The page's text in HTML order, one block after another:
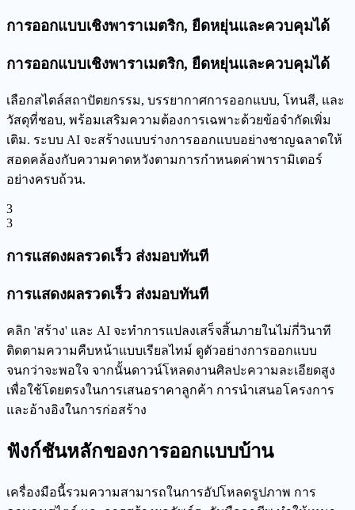
การออกแบบเชิงพาราเมตริก, ยืดหยุ่นและควบคุมได้
การออกแบบเชิงพาราเมตริก, ยืดหยุ่นและควบคุมได้
เลือกสไตล์สถาปัตยกรรม, บรรยากาศการออกแบบ, โทนสี, และ
วัสดุที่ชอบ, พร้อมเสริมความต้องการเฉพาะด้วยข้อจำกัดเพิ่ม
เติม. ระบบ AI จะสร้างแบบร่างการออกแบบอย่างชาญฉลาดให้
สอดคล้องกับความคาดหวังตามการกำหนดค่าพารามิเตอร์
อย่างครบถ้วน.
3
3
การแสดงผลรวดเร็ว ส่งมอบทันที
การแสดงผลรวดเร็ว ส่งมอบทันที
คลิก 'สร้าง' และ AI จะทำการแปลงเสร็จสิ้นภายในไม่กี่วินาที
ติดตามความคืบหน้าแบบเรียลไทม์ ดูตัวอย่างการออกแบบ
จนกว่าจะพอใจ จากนั้นดาวน์โหลดงานศิลปะความละเอียดสูง
เพื่อใช้โดยตรงในการเสนอราคาลูกค้า การนำเสนอโครงการ
และอ้างอิงในการก่อสร้าง
ฟังก์ชันหลักของการออกแบบบ้าน
เครื่องมือนี้รวมความสามารถในการอัปโหลดรูปภาพ การ